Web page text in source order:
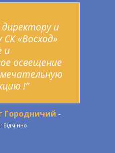
и
«Восход»
и
освещение
!”
Городничий -
Відмінно